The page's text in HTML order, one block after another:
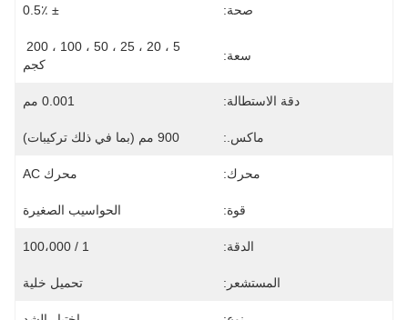
صحة: ± 0.5٪
سعة:
كجم
دقة الاستطالة: 0.001 مم
ماكس.: 900 مم (بما في ذلك تركيبات)
محرك: محرك AC
قوة: الحواسيب الصغيرة
الدقة: 1 / 100،000
المستشعر: تحميل خلية